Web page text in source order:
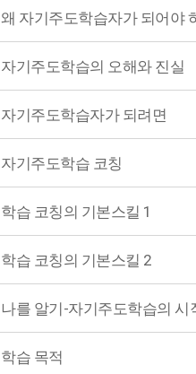
왜 자기주도학습자가 되어야
자기주도학습의 오해와 진실
자기주도학습자가 되려면
자기주도학습 코칭
학습 코칭의 기본스킬 1
학습 코칭의 기본스킬 2
나를 알기-자기주도학습의 시
학습 목적